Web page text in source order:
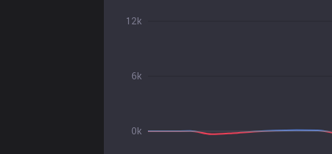
0k
6k
12k